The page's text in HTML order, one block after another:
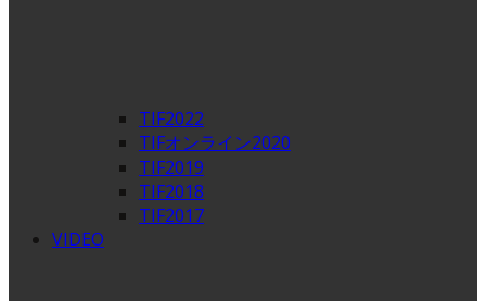
TIF2022
TIFオンライン2020
TIF2019
TIF2018
TIF2017
VIDEO